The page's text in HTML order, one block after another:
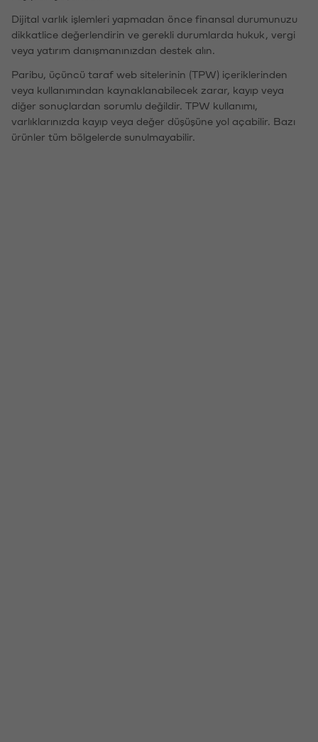
Dijital varlık işlemleri yapmadan önce finansal durumunuzu
dikkatlice değerlendirin ve gerekli durumlarda hukuk, vergi
veya yatırım danışmanınızdan destek alın.
Paribu, üçüncü taraf web sitelerinin (TPW) içeriklerinden
veya kullanımından kaynaklanabilecek zarar, kayıp veya
diğer sonuçlardan sorumlu değildir. TPW kullanımı,
varlıklarınızda kayıp veya değer düşüşüne yol açabilir. Bazı
ürünler tüm bölgelerde sunulmayabilir.